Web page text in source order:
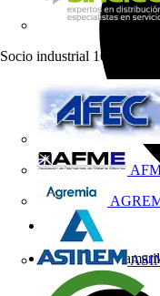
Socio industrial 10
Dirección
Calle Julián